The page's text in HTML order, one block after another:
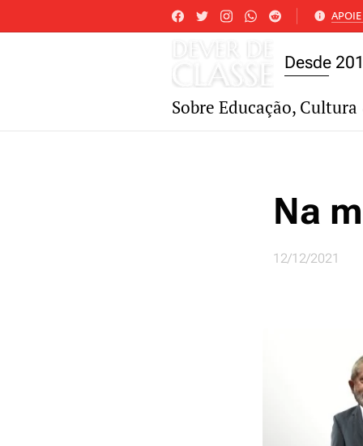
Desde
Sobre Educação,
Na
12/12/2021